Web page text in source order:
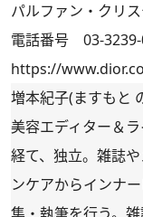
パルファン・クリ
電話番号 03-
https://
増本紀子(ますもと
美容エディター＆
経て、独立。雑誌
ンケアからインナ